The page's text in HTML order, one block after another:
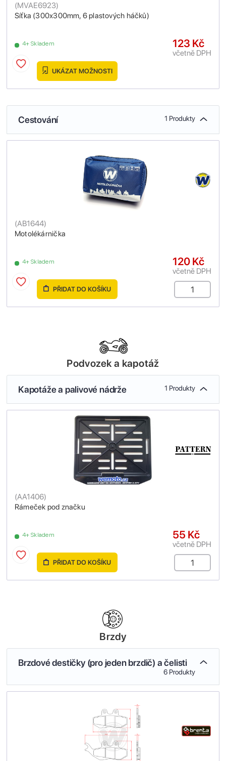
Síťka (300x300mm, 6 plastových háčků)
(MVAE6923)
4+ Skladem 123 Kč
včetně DPH
UKÁZAT MOŽNOSTI
Cestování 1 Produkty
Motolékárnička
(AB1644)
4+ Skladem 120 Kč
včetně DPH
PŘIDAT DO KOŠÍKU
Podvozek a kapotáž
Kapotáže a palivové nádrže 1 Produkty
Rámeček pod značku
(AA1406)
4+ Skladem 55 Kč
včetně DPH
PŘIDAT DO KOŠÍKU
Brzdy
Brzdové destičky (pro jeden brzdič) a čelisti
6 Produkty